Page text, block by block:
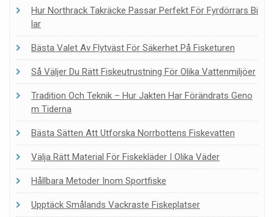
Hur Northrack Takräcke Passar Perfekt För Fyrdörrars Bi
Lar
Bästa Valet Av Flytväst För Säkerhet På Fisketuren
Så Väljer Du Rätt Fiskeutrustning För Olika Vattenmiljöer
Tradition Och Teknik – Hur Jakten Har Förändrats Geno
M Tiderna
Bästa Sätten Att Utforska Norrbottens Fiskevatten
Välja Rätt Material För Fiskekläder I Olika Väder
Hållbara Metoder Inom Sportfiske
Upptäck Smålands Vackraste Fiskeplatser